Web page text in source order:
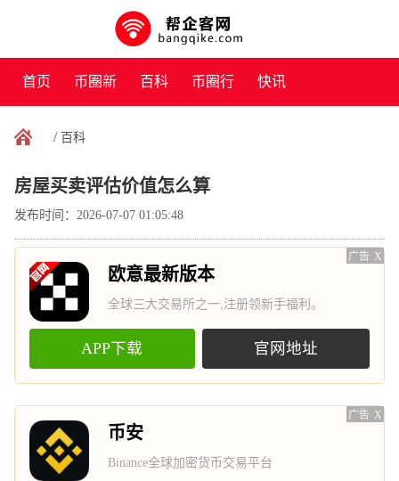
首页 币圈新 百科 币圈行 快讯
/ 百科
房屋买卖评估价值怎么算
发布时间：2026-07-07 01:05:48
广告 X
欧意最新版本
全球三大交易所之一,注册领新手福利。
APP下载 官网地址
广告 X
币安
Binance全球加密货币交易平台